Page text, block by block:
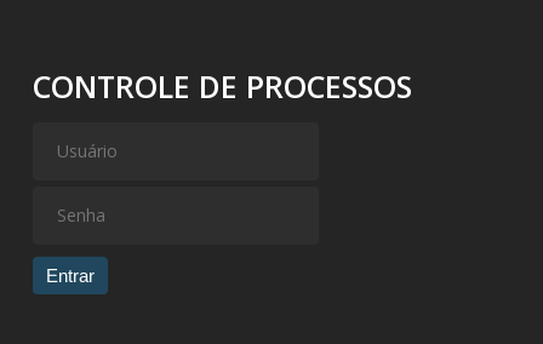
CONTROLE DE PROCESSOS
Entrar